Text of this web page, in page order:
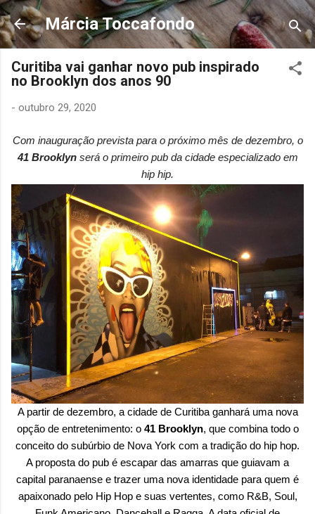
Pular para o conteúdo principal
Márcia Toccafondo
Curitiba vai ganhar novo pub inspirado
no Brooklyn dos anos 90
- outubro 29, 2020
Com inauguração prevista para o próximo mês de dezembro, o
41 Brooklynserá o primeiro pub da cidade especializado em
hip hip.
A partir de dezembro, a cidade de Curitiba ganhará uma nova
opção de entretenimento: o 41 Brooklyn, que combina todo o
conceito do subúrbio de Nova York com a tradição do hip hop.
A proposta do pub é escapar das amarras que guiavam a
capital paranaense e trazer uma nova identidade para quem é
apaixonado pelo Hip Hop e suas vertentes, como R&B, Soul,